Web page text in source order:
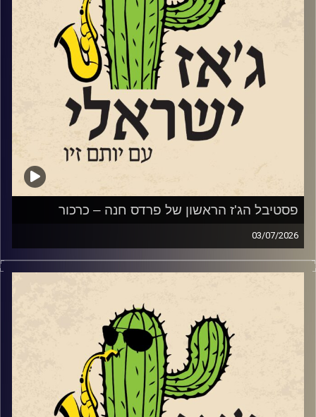
ועם סלעית להב שתופיע
עם ההרכב הברזילאי שלה, "שורולה" ב 28.7
בהמשך לקראת שתי הופעות שלו בשבלול ג'אז בתל אביב
שוחחנו עם הפסנתרן טמיר הנדלמן שמגיע להשיק את אלבום
החדש שלו עם הזמרת טיירני טוסון.
סיימנו עם סינגל
מתוך האלבום החדש של המלחין והחצוצרן איתמר בורוכוב.
קרדיט תמונות:רותם בר-אילן
פסטיבל הג'ז הראשון של פרדס חנה – כרכור
03/07/2026
השבוע, הקדשנו את התוכנית לפסטיבל הג'ז הראשון של פרדס
חנה כרכור שייפתח את שעריו בשבוע הבא בין ה 7-9.7.
הרכבי ג'ז ישראלי משובחים ואיכותיים. לצד המופעים יתקיימו
שלוש כיתות אמן בקונסרבטוריון המקומי בהשתתפות חלק